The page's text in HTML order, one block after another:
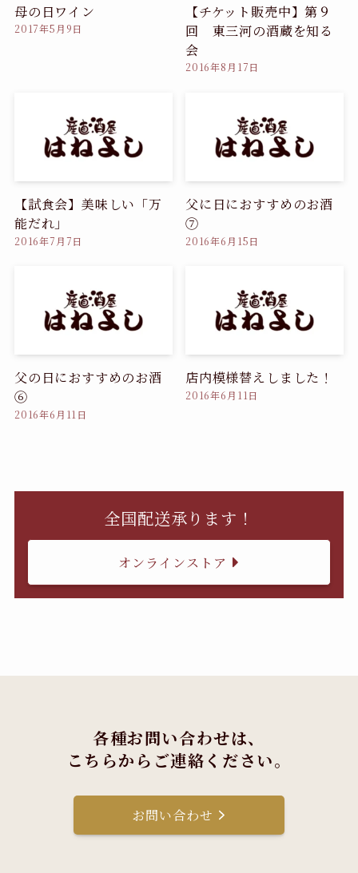
母の日ワイン
2017年5月9日
【チケット販売中】第９
回 東三河の酒蔵を知る
会
2016年8月17日
【試食会】美味しい「万
能だれ」
2016年7月7日
父に日におすすめのお酒
⑦
2016年6月15日
父の日におすすめのお酒
⑥
2016年6月11日
店内模様替えしました！
2016年6月11日
全国配送承ります！
オンラインストア
各種お問い合わせは、
こちらからご連絡ください。
お問い合わせ